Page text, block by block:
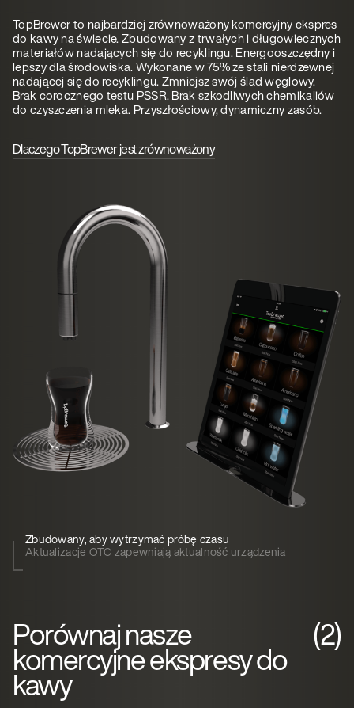
TopBrewer to najbardziej zrównoważony komercyjny ekspres
do kawy na świecie. Zbudowany z trwałych i długowiecznych
materiałów nadających się do recyklingu. Energooszczędny i
lepszy dla środowiska. Wykonane w 75% ze stali nierdzewnej
nadającej się do recyklingu. Zmniejsz swój ślad węglowy.
Brak corocznego testu PSSR. Brak szkodliwych chemikaliów
do czyszczenia mleka. Przyszłościowy, dynamiczny zasób.
Dlaczego TopBrewer jest zrównoważony
Zbudowany, aby wytrzymać próbę czasu
Aktualizacje OTC zapewniają aktualność urządzenia
Porównaj nasze
komercyjne ekspresy do
kawy
(2)